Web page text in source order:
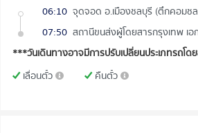
06:10 จุดจอด อ.เมืองชลบุรี (ตึกคอมช
07:50 สถานีขนส่งผู้โดยสารกรุงเทพ เอ
***วันเดินทางอาจมีการปรับเปลี่ยนประเภทรถโด
เลื่อนตั๋ว
คืนตั๋ว